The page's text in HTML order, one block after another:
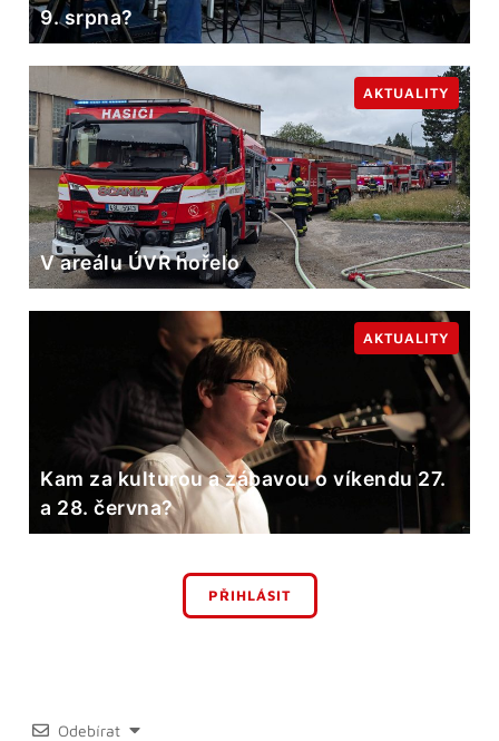
9. srpna?
V areálu ÚVR hořelo
AKTUALITY
Kam za kulturou a zábavou o víkendu 27.
a 28. června?
AKTUALITY
PŘIHLÁSIT
Odebírat